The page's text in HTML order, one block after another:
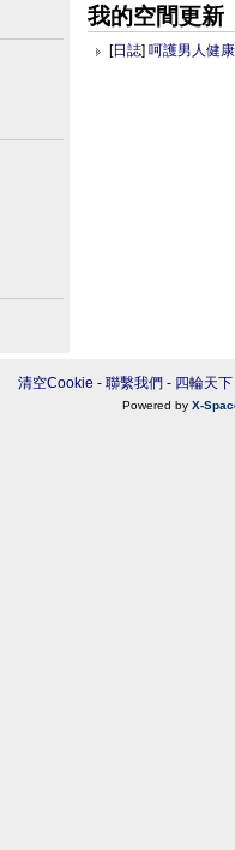
我的空間更新
[日誌]呵護男人健
清空Cookie - 聯繫我們 - 四輪天下
Powered by X-